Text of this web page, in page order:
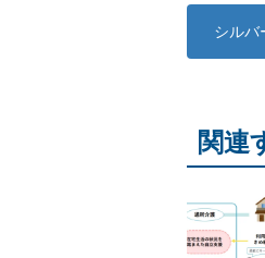
シルバ
関連